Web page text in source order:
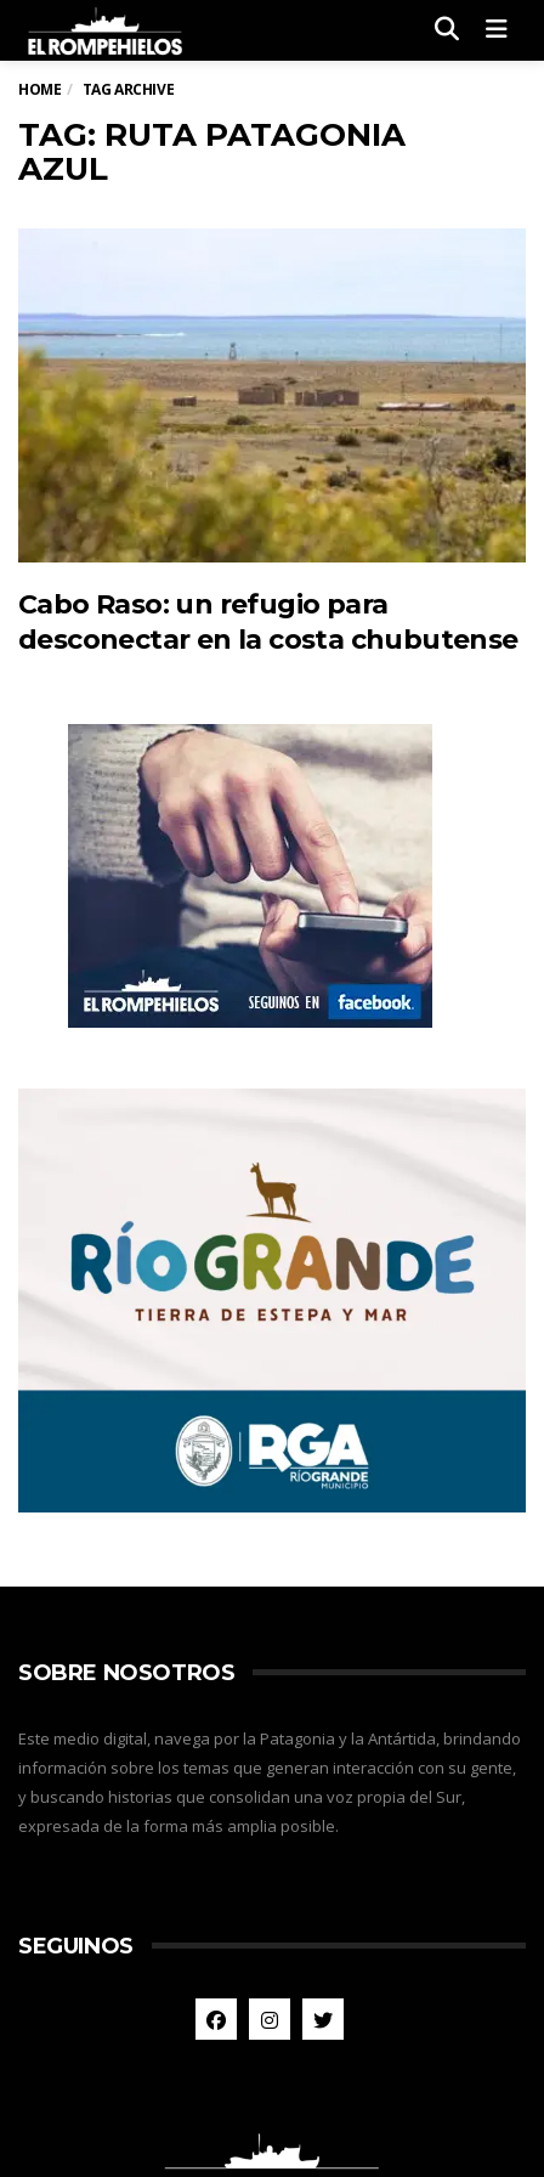
HOME TAG ARCHIVE
TAG: RUTA PATAGONIA
AZUL
Cabo Raso: un refugio para
desconectar en la costa chubutense
SOBRE NOSOTROS
Este medio digital, navega por la Patagonia y la Antártida, brindando
información sobre los temas que generan interacción con su gente,
y buscando historias que consolidan una voz propia del Sur,
expresada de la forma más amplia posible.
SEGUINOS